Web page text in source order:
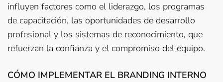
influyen factores como el liderazgo, los programas
de capacitación, las oportunidades de desarrollo
profesional y los sistemas de reconocimiento, que
refuerzan la confianza y el compromiso del equipo.
CÓMO IMPLEMENTAR EL BRANDING INTERNO